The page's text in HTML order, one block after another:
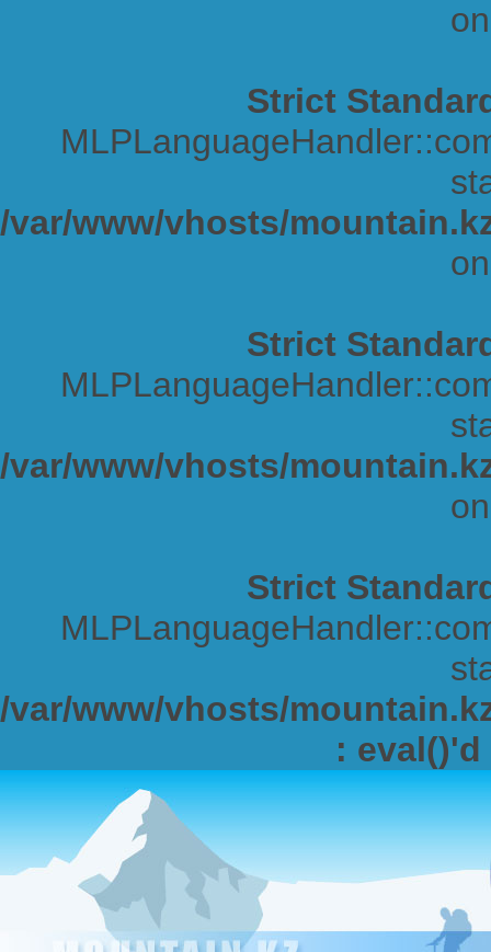
Strict
/var/www/vhosts/
Strict
/var/www/vhosts/
Strict
/var/www/vhosts/
: